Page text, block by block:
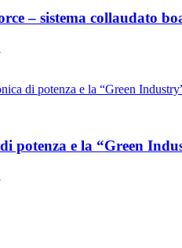
– sistema collaudato
potenza e la “Green